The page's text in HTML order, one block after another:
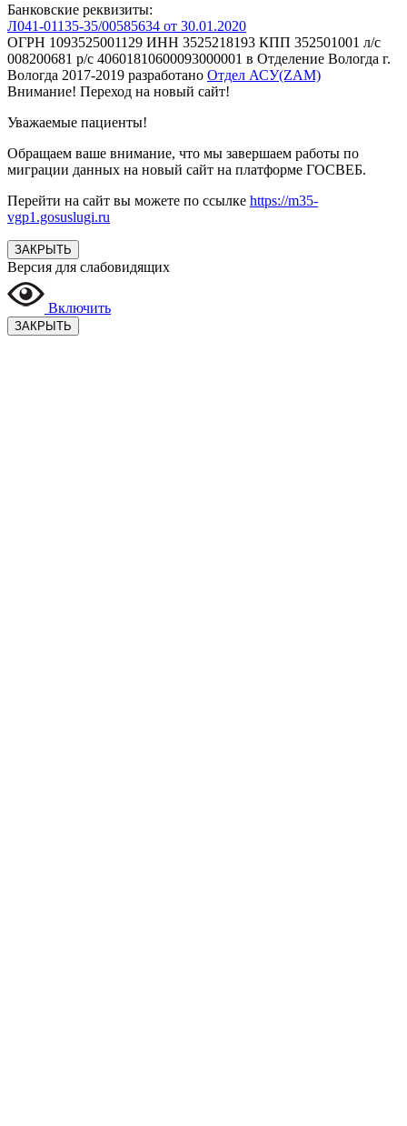
Банковские реквизиты:
Л041-01135-35/00585634 от 30.01.2020
ОГРН 1093525001129 ИНН 3525218193 КПП 352501001 л/с
008200681 р/с 40601810600093000001 в Отделение Вологда г.
Вологда 2017-2019 разработано Отдел АСУ(ZAM)
Внимание! Переход на новый сайт!
Уважаемые пациенты!
Обращаем ваше внимание, что мы завершаем работы по
миграции данных на новый сайт на платформе ГОСВЕБ.
Перейти на сайт вы можете по ссылке https://m35-
vgp1.gosuslugi.ru
ЗАКРЫТЬ
Версия для слабовидящих
Включить
ЗАКРЫТЬ